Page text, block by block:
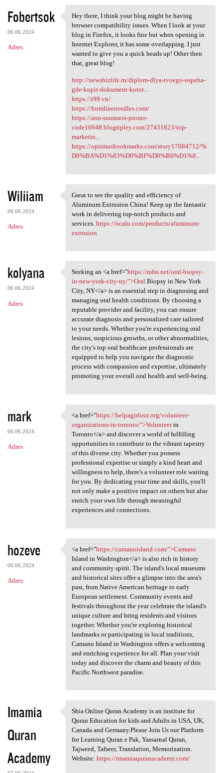
Fobertsok
06.06.2024
Adres
Hey there, I think your blog
Hey there, I think your blog might be having
browser compatibility issues. When I look at your
blog in Firefox, it looks fine but when opening in
Internet Explorer, it has some overlapping. I just
wanted to give you a quick heads up! Other then
that, great blog!
http://newsbizlife.ru/diplom-dlya-tvoego-uspeha-
gde-kupit-dokument-kotor...
https://t99.vn/
https://formlineneedles.com/
https://ann-summers-promo-
code16948.blogripley.com/27431823/top-
marketin...
https://optimusbookmarks.com/story17084712/%
D0%BA%D1%83%D0%BF%D0%B8%D1%8...
Wiliiam
06.06.2024
Adres
Great to see the quality and
Great to see the quality and efficiency of
Aluminum Extrusion China! Keep up the fantastic
work in delivering top-notch products and
services. https://ncalu.com/products/aluminum-
extrusion
kolyana
06.06.2024
Adres
Seeking an <a href="https:/
Seeking an <a href="https://mfss.net/oral-biopsy-
in-new-york-city-ny/">OralBiopsy in New York
City, NY</a> is an essential step in diagnosing and
managing oral health conditions. By choosing a
reputable provider and facility, you can ensure
accurate diagnosis and personalized care tailored
to your needs. Whether you're experiencing oral
lesions, suspicious growths, or other abnormalities,
the city's top oral healthcare professionals are
equipped to help you navigate the diagnostic
process with compassion and expertise, ultimately
promoting your overall oral health and well-being.
mark
06.06.2024
Adres
<a href="https://helpagirlout
<a href="https://helpagirlout.org/volunteer-
organizations-in-toronto/">Volunteerin
Toronto</a> and discover a world of fulfilling
opportunities to contribute to the vibrant tapestry
of this diverse city. Whether you possess
professional expertise or simply a kind heart and
willingness to help, there's a volunteer role waiting
for you. By dedicating your time and skills, you'll
not only make a positive impact on others but also
enrich your own life through meaningful
experiences and connections.
hozeve
06.06.2024
Adres
<a href="https://camanoisland
<a href="https://camanoisland.com/">Camano
Island in Washington</a> is also rich in history
and community spirit. The island's local museums
and historical sites offer a glimpse into the area's
past, from Native American heritage to early
European settlement. Community events and
festivals throughout the year celebrate the island's
unique culture and bring residents and visitors
together. Whether you're exploring historical
landmarks or participating in local traditions,
Camano Island in Washington offers a welcoming
and enriching experience for all. Plan your visit
today and discover the charm and beauty of this
Pacific Northwest paradise.
Imamia
Quran
Academy
Shia Online Quran Academy is
Shia Online Quran Academy is an institute for
Quran Education for kids and Adults in USA, UK,
Canada and Germany.Please Join Us our Platform
for Learning Quran e Pak, Yassarnal Quran,
Tajweed, Tafseer, Translation, Memorization.
Website: https://imamiaquranacademy.com/